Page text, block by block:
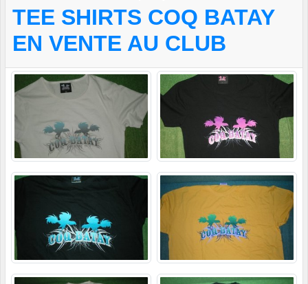
TEE SHIRTS COQ BATAY
EN VENTE AU CLUB